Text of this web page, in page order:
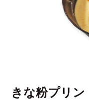
きな粉プリン